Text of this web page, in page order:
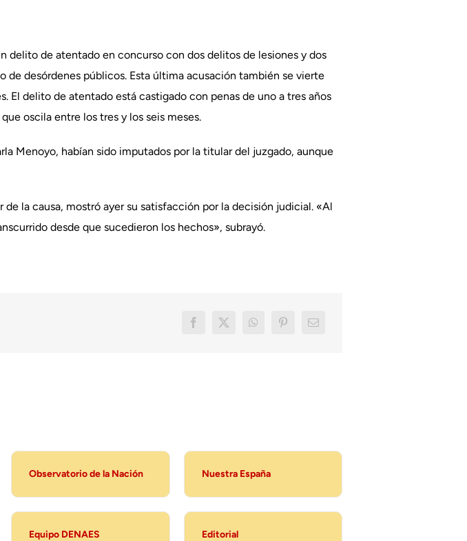
delito de atentado en concurso con dos delitos de lesiones y dos
de desórdenes públicos. Esta última acusación también se vierte
El delito de atentado está castigado con penas de uno a tres años
oscila entre los tres y los seis meses.
Menoyo, habían sido imputados por la titular del juzgado, aunque
la causa, mostró ayer su satisfacción por la decisión judicial. «Al
desde que sucedieron los hechos», subrayó.
Observatorio de la Nación Nuestra España
Equipo DENAES Editorial